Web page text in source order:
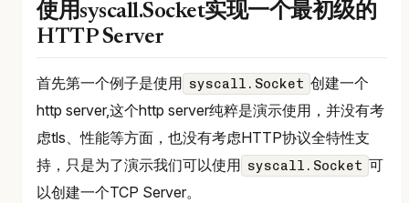
使用syscall.Socket实现一个最初级的
HTTP Server
首先第一个例子是使用 syscall.Socket 创建一个
http server,这个http server纯粹是演示使用，并没有考
虑tls、性能等方面，也没有考虑HTTP协议全特性支
持，只是为了演示我们可以使用 syscall.Socket 可
以创建一个TCP Server。